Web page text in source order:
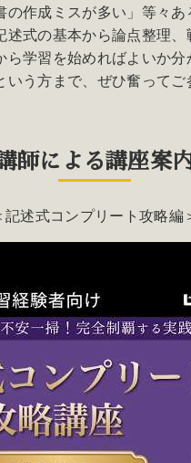
作成ミスが多い」等々あ
式の基本から論点整理
学習を始めればよいか
う方まで、ぜひ奮ってご
師による講座案
記述式コンプリート攻略編